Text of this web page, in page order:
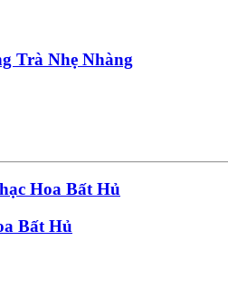
Trà Nhẹ Nhàng
Bất Hủ